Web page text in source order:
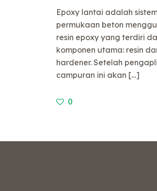
Epoxy lantai adalah
permukaan beton
resin epoxy yang terdiri
komponen utama: resin
hardener. Setelah
campuran ini akan […]
0